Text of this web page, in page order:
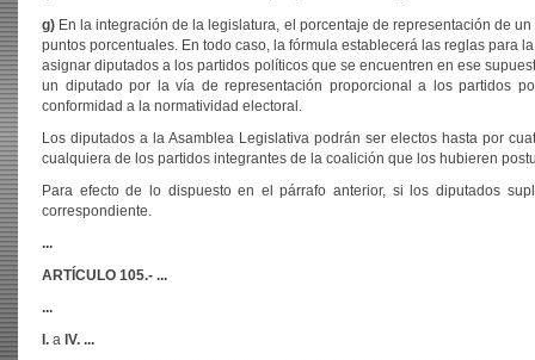
g) En la integración de la legislatura, el porcentaje de representación de
puntos porcentuales. En todo caso, la fórmula establecerá las reglas para
asignar diputados a los partidos políticos que se encuentren en ese
un diputado por la vía de representación proporcional a los partidos
conformidad a la normatividad electoral.
Los diputados a la Asamblea Legislativa podrán ser electos hasta por
cualquiera de los partidos integrantes de la coalición que los hubieren
Para efecto de lo dispuesto en el párrafo anterior, si los diputados
correspondiente.
...
ARTÍCULO 105.- ...
...
I. a IV. ...